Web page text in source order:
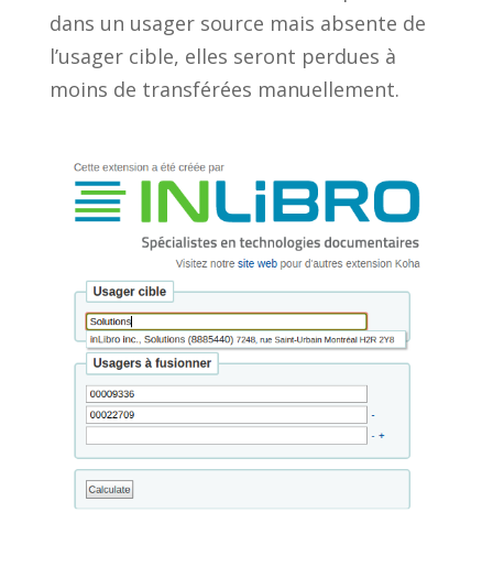
dans un usager source mais absente de
l’usager cible, elles seront perdues à
moins de transférées manuellement.